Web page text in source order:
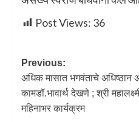
Post Views: 36
Previous:
अधिक मासात भगवंताचे अधिष्ठान
कामडॉ.भावार्थ देखणे ; श्री
महिनाभर कार्यक्रम